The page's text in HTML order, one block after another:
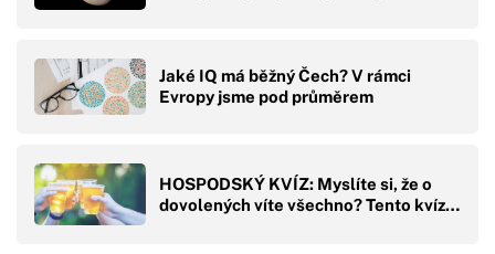
Jaké IQ má běžný Čech? V rámci
Evropy jsme pod průměrem
HOSPODSKÝ KVÍZ: Myslíte si, že o
dovolených víte všechno? Tento kvíz…